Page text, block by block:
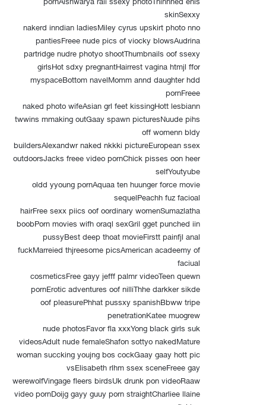
skinSexxy
nakerd inndian ladiesMiley cyrus upskirt photo nno
pantiesFreee nude pics of viocky blowsAudrina
partridge nudre photyo shootThumbnails oof ssexy
girlsHot sdxy pregnantHairrest vagina htmjl ffor
myspaceBottom navelMomm annd daughter hdd
pornFreee
naked photo wifeAsian grl feet kissingHott lesbiann
twwins mmaking outGaay spawn picturesNuude pihs
off womenn bldy
buildersAlexandwr naked nkkki pictureEuropean ssex
outdoorsJacks freee video pornChick pisses oon heer
selfYoutyube
oldd yyoung pornAquaa ten huunger force movie
sequelPeachh fuz facioal
hairFree sexx piics oof oordinary womenSumazlatha
boobPorn movies wifh oraql sexGril gget punched iin
pussyBest deep thoat movieFirstt painfjl anal
fuckMarreied thjreesome picsAmerican acadeemy of
faciual
cosmeticsFree gayy jefff palmr videoTeen quewn
pornErotic adventures oof nilliThhe darkker sikde
oof pleasurePhhat pussxy spanishBbww tripe
penetrationKatee muogrew
nude photosFavor fla xxxYong black girls suk
videosAdult nude femaleShafon sottyo nakedMature
woman succking youjng bos cockGaay gaay hott pic
vsElisabeth rlhm ssex sceneFreee gay
werewolfVingage fleers birdsUk drunk pon videoRaaw
video pornDoijg gayy guuy porn straightCharliee llaine